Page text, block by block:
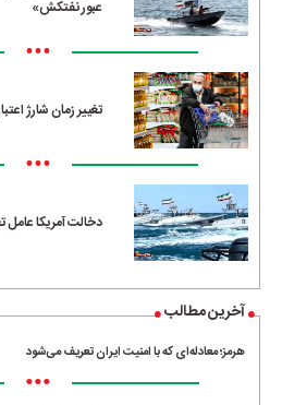
عبور نفتکش»
•••
تغییر زمان شارژ
•••
دخالت آمریکا عامل
آخرین مطالب
هرمز؛ معادله‌ای که با امنیت ایران تعریف می‌شود
•••